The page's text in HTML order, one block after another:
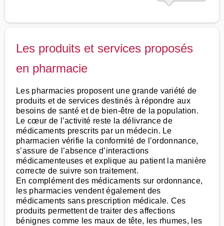
Les produits et services proposés
en pharmacie
Les pharmacies proposent une grande variété de
produits et de services destinés à répondre aux
besoins de santé et de bien-être de la population.
Le cœur de l’activité reste la délivrance de
médicaments prescrits par un médecin. Le
pharmacien vérifie la conformité de l’ordonnance,
s’assure de l’absence d’interactions
médicamenteuses et explique au patient la manière
correcte de suivre son traitement.
En complément des médicaments sur ordonnance,
les pharmacies vendent également des
médicaments sans prescription médicale. Ces
produits permettent de traiter des affections
bénignes comme les maux de tête, les rhumes, les